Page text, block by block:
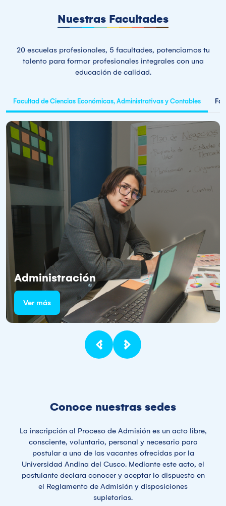
Nuestras Facultades
20 escuelas profesionales, 5 facultades, potenciamos tu
talento para formar profesionales integrales con una
educación de calidad.
Facultad de Ciencias Económicas, Administrativas y Contables
Administración
Ver más
Conoce nuestras sedes
La inscripción al Proceso de Admisión es un acto libre,
consciente, voluntario, personal y necesario para
postular a una de las vacantes ofrecidas por la
Universidad Andina del Cusco. Mediante este acto, el
postulante declara conocer y aceptar lo dispuesto en
el Reglamento de Admisión y disposiciones
supletorias.